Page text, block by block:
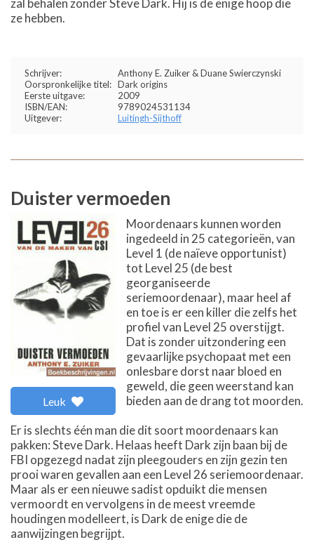
ze hebben.
Schrijver:
Anthony E. Zuiker & Duane Swierczynski
Oorspronkelijke titel: Dark origins
Eerste uitgave:
2009
ISBN/EAN:
9789024531134
Uitgever:
Luitingh-Sijthoff
Duister vermoeden
Leuk
Moordenaars kunnen worden
ingedeeld in 25 categorieën, van
Level 1 (de naïeve opportunist)
tot Level 25 (de best
georganiseerde
seriemoordenaar), maar heel af
en toe is er een killer die zelfs het
profiel van Level 25 overstijgt.
Dat is zonder uitzondering een
gevaarlijke psychopaat met een
onlesbare dorst naar bloed en
geweld, die geen weerstand kan
bieden aan de drang tot moorden.
Er is slechts één man die dit soort moordenaars kan
pakken: Steve Dark. Helaas heeft Dark zijn baan bij de
FBI opgezegd nadat zijn pleegouders en zijn gezin ten
prooi waren gevallen aan een Level 26 seriemoordenaar.
Maar als er een nieuwe sadist opduikt die mensen
vermoordt en vervolgens in de meest vreemde
houdingen modelleert, is Dark de enige die de
aanwijzingen begrijpt.